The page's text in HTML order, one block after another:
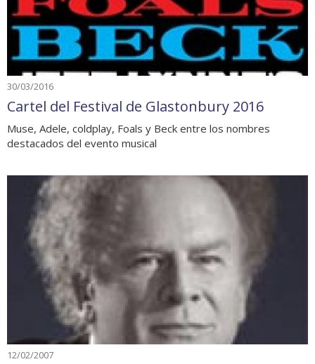
30/03/2016
Cartel del Festival de Glastonbury 2016
Muse, Adele, coldplay, Foals y Beck entre los nombres
destacados del evento musical
12/02/2007